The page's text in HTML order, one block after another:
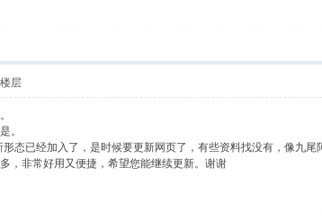
层
。
态已经加入了，是时候要更新网页了，有些资料找没有，像九尾
，非常好用又便捷，希望您能继续更新。谢谢